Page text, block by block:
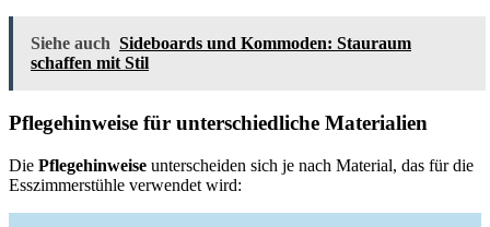
Siehe auch Sideboards und Kommoden: Stauraum
schaffen mit Stil
Pflegehinweise für unterschiedliche Materialien
Die Pflegehinweise unterscheiden sich je nach Material, das für die
Esszimmerstühle verwendet wird: